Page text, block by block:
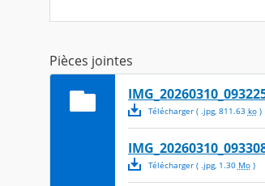
Pièces jointes
Télécharger( .jpg, 811.63 ko)
Télécharger( .jpg, 1.30 Mo)